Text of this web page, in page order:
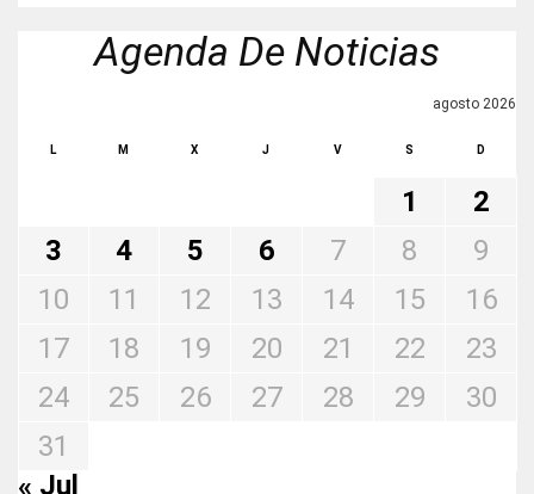
Agenda De Noticias
agosto 2026
L M X J V S D
1
2
3
4 5 6 7 8
9
10
11 12 13 14 15
16
17
18 19 20 21 22
23
24
25 26 27 28 29
30
31
« Jul